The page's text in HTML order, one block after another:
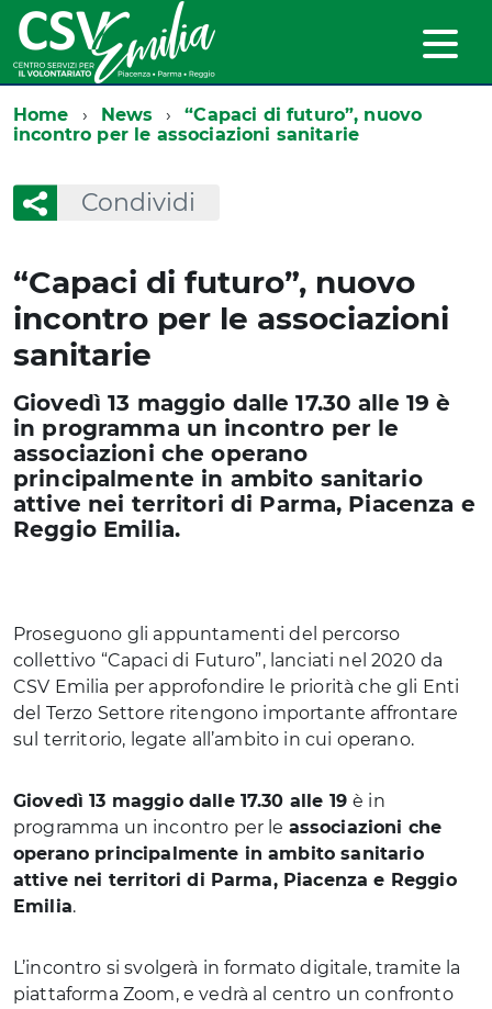
Home News
“Capaci di futuro”, nuovo
incontro per le associazioni sanitarie
“Capaci di futuro”, nuovo
incontro per le associazioni
sanitarie
Giovedì 13 maggio dalle 17.30 alle 19 è
in programma un incontro per le
associazioni che operano
principalmente in ambito sanitario
attive nei territori di Parma, Piacenza e
Reggio Emilia.
Condividi
Proseguono gli appuntamenti del percorso
collettivo “Capaci di Futuro”, lanciati nel 2020 da
CSV Emilia per approfondire le priorità che gli Enti
del Terzo Settore ritengono importante affrontare
sul territorio, legate all’ambito in cui operano.
Giovedì 13 maggio dalle 17.30 alle 19è in
programma un incontro per le associazioni che
operano principalmente in ambito sanitario
attive nei territori di Parma, Piacenza e Reggio
Emilia.
L’incontro si svolgerà in formato digitale, tramite la
piattaforma Zoom, e vedrà al centro un confronto